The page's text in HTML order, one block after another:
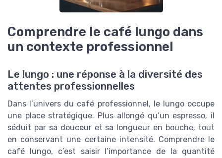
Comprendre le café lungo dans
un contexte professionnel
Le lungo : une réponse à la diversité des
attentes professionnelles
Dans l’univers du café professionnel, le lungo occupe
une place stratégique. Plus allongé qu’un espresso, il
séduit par sa douceur et sa longueur en bouche, tout
en conservant une certaine intensité. Comprendre le
café lungo, c’est saisir l’importance de la quantité